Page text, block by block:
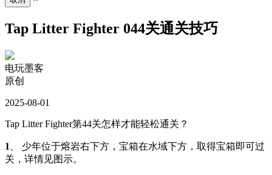
Tap Litter Fighter 044关通关技巧
电玩墨客
原创
2025-08-01
Tap Litter Fighter第44关怎样才能轻松通关？
1
、 少年位于熔岩右下方，宝箱在水域下方，取得宝箱即可过
关，详情见图示。